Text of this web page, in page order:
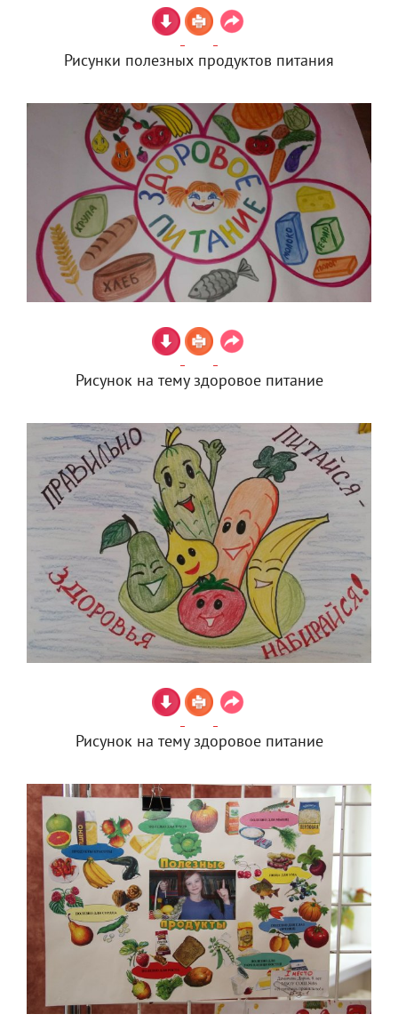
Рисунки полезных продуктов питания
Рисунок на тему здоровое питание
Рисунок на тему здоровое питание